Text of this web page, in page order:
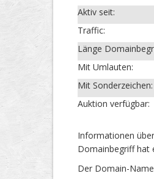
Aktiv seit:
Traffic:
Länge
Mit Umlauten:
Mit Sonderzeichen:
Auktion verfügbar:
Informationen
Domainbegriff hat
Der Domain-